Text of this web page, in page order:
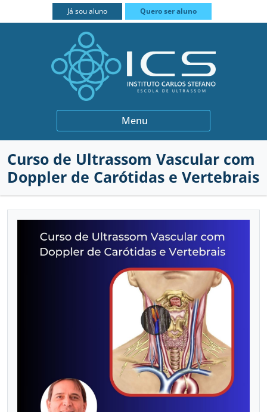
Já sou aluno Quero ser aluno
Menu
FECHAR
INSTITUCIONAL
QUEM SOMOS
BIÓPSIAS
GINECOLOGIA E OBSTETRÍCIA
MEDICINA INTERNA
MUSCULOESQUELÉTICO
PRÁTICA INTENSIVA
VASCULAR COM DOPPLER
CALENDÁRIO DE CURSOS
PARCEIROS
CONTATO
Já sou aluno
Curso de Ultrassom Vascular com
Doppler de Carótidas e Vertebrais